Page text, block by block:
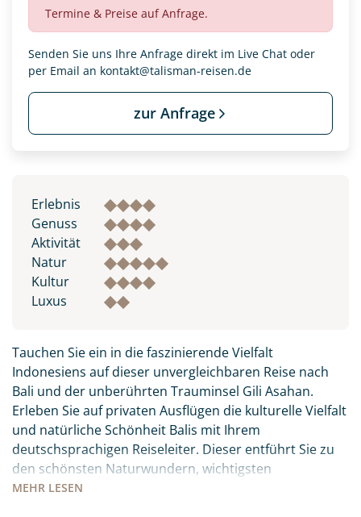
Termine & Preise auf Anfrage.
Senden Sie uns Ihre Anfrage direkt im Live Chat oder
per Email an kontakt@talisman-reisen.de
zur Anfrage
Erlebnis
Genuss
Aktivität
Natur
Kultur
Luxus
MEHR LESEN
Tauchen Sie ein in die faszinierende Vielfalt
Indonesiens auf dieser unvergleichbaren Reise nach
Bali und der unberührten Trauminsel Gili Asahan.
Erleben Sie auf privaten Ausflügen die kulturelle Vielfalt
und natürliche Schönheit Balis mit Ihrem
deutschsprachigen Reiseleiter. Dieser entführt Sie zu
den schönsten Naturwundern, wichtigsten
Sehenswürdigkeiten und bringt Ihnen auch die
Sie dieDatenschutzerklärung
Kenntnis genommen und akzeptiert haben.